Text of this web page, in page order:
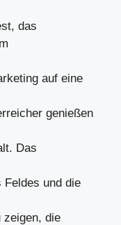
das
auf eine
genießen
Das
Feldes und die
zeigen, die